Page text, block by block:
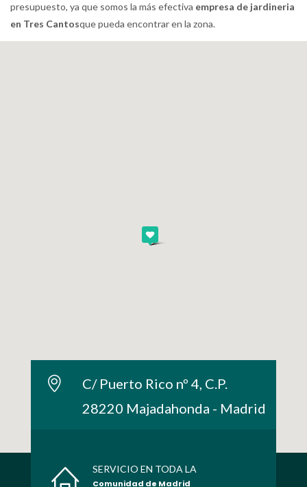
presupuesto, ya que somos la más efectiva empresa de jardineria
en Tres Cantosque pueda encontrar en la zona.
C/ Puerto Rico nº 4, C.P.
28220 Majadahonda - Madrid
SERVICIO EN TODA LA
Comunidad de Madrid